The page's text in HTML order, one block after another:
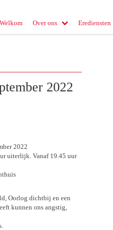
Welkom Over ons Erediensten
2022
2022
uiterlijk. Vanaf 19.45 uur
Oorlog dichtbij en een
kunnen ons angstig,